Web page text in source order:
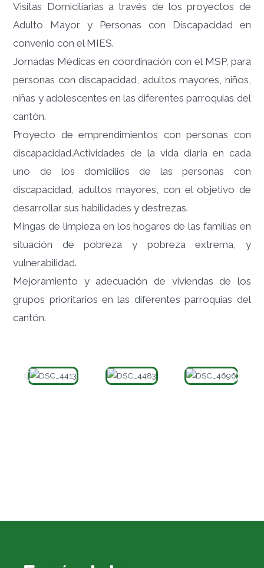
Visitas Domiciliarias a través de los proyectos de
Adulto Mayor y Personas con Discapacidad en
convenio con el MIES.
Jornadas Médicas en coordinación con el MSP, para
personas con discapacidad, adultos mayores, niños,
niñas y adolescentes en las diferentes parroquias del
cantón.
Proyecto de emprendimientos con personas con
discapacidad.Actividades de la vida diaria en cada
uno de los domicilios de las personas con
discapacidad, adultos mayores, con el objetivo de
desarrollar sus habilidades y destrezas.
Mingas de limpieza en los hogares de las familias en
situación de pobreza y pobreza extrema, y
vulnerabilidad.
Mejoramiento y adecuación de viviendas de los
grupos prioritarios en las diferentes parroquias del
cantón.